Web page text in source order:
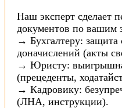
Наш эксперт сделает
документов по вашим
→ Бухгалтеру: защита
доначислений (акты
→ Юристу:
(прецеденты,
→ Кадровику:
(ЛНА, инструкции).